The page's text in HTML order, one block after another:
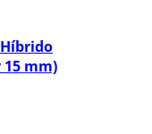
15 mm)